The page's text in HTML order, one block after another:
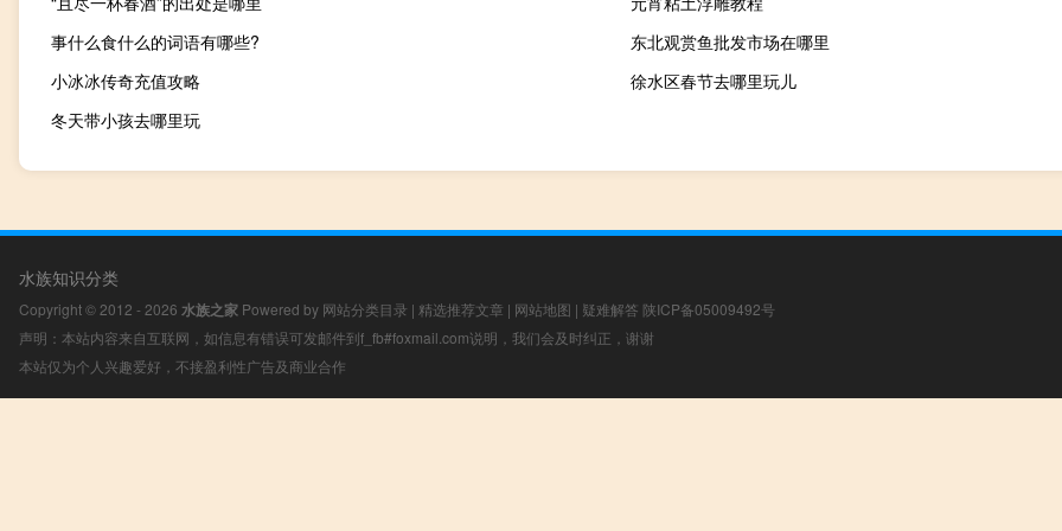
事什么食什么的词语有哪些?
东北观赏鱼批发市场在哪里
小冰冰传奇充值攻略
徐水区春节去哪里玩儿
冬天带小孩去哪里玩
水族知识分类
Copyright © 2012 - 2026 水族之家 Powered by 网站分类目录 | 精选推荐文章 | 网站地图 | 疑难解答 陕ICP备05009492号
声明：本站内容来自互联网，如信息有错误可发邮件到f_fb#foxmail.com说明，我们会及时纠正，谢谢
本站仅为个人兴趣爱好，不接盈利性广告及商业合作